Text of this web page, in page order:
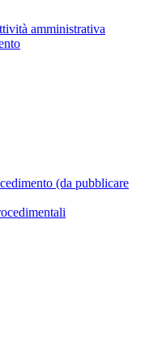
amministrativa
(da pubblicare